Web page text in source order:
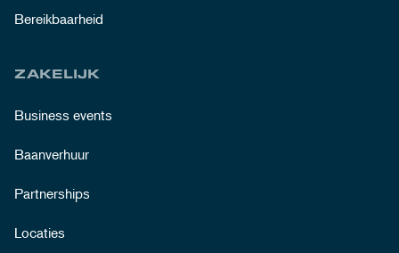
Bereikbaarheid
ZAKELIJK
Business events
Baanverhuur
Partnerships
Locaties